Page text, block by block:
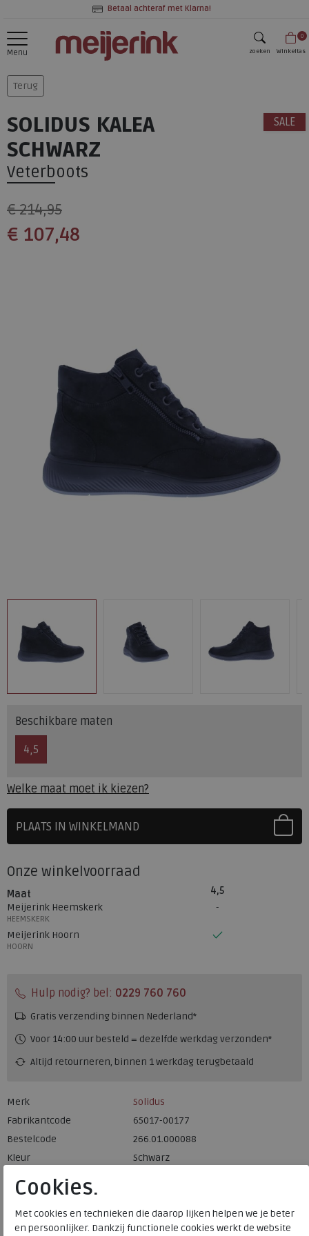
Betaal achteraf met Klarna!
Menu zoeken
0
Winkeltas
Terug
SALE
SOLIDUS KALEA
SCHWARZ
Veterboots
€ 214,95
€ 107,48
Beschikbare maten
4,5
Welke maat moet ik kiezen?
PLAATS IN WINKELMAND
Onze winkelvoorraad
Maat
4,5
Meijerink Heemskerk
HEEMSKERK
Meijerink Hoorn
HOORN
Hulp nodig? bel: 0229 760 760
Gratis verzending binnen Nederland*
Voor 14:00 uur besteld = dezelfde werkdag verzonden*
Altijd retourneren, binnen 1 werkdag terugbetaald
Merk
Solidus
Fabrikantcode
65017-00177
Bestelcode
266.01.000088
Kleur
Schwarz
Materiaal
Wijdtemaat
k
Uitneembaar voetbed
ja
Cookies.
Met cookies en technieken die daarop lijken helpen we je beter
en persoonlijker. Dankzij functionele cookies werkt de website